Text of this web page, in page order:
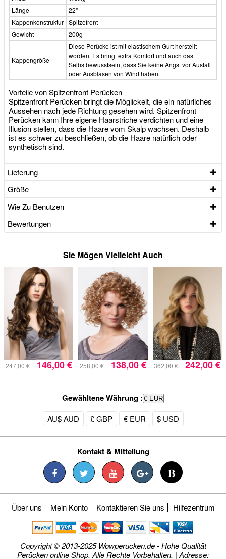
Länge
22"
Kappenkonstruktur Spitzefront
Gewicht
200g
Kappengröße
Diese Perücke ist mit elastischem Gurt herstellt
worden. Es bringt extra Komfort und auch das
Selbstbewusstsein, dass Sie keine Angst vor Ausfall
oder Ausblasen von Wind haben.
Vorteile von Spitzenfront Perücken
Spitzenfront Perücken bringt die Möglickeit, die ein natürliches
Aussehen nach jede Richtung gesehen wird. Spitzenfront
Perücken kann Ihre eigene Haarstriche verdichten und eine
Illusion stellen, dass die Haare vom Skalp wachsen. Deshalb
ist es schwer zu beschließen, ob die Haare natürlich oder
synthetisch sind.
Lieferung
Größe
Wie Zu Benutzen
Bewertungen
Sie Mögen Vielleicht Auch
247,00 € 146,00 € 258,00 € 138,00 € 362,00 € 242,00 €
Gewähltene Währung : € EUR
AU$ AUD £ GBP € EUR $ USD
Kontakt & Mitteilung
Über uns Mein Konto Kontaktieren Sie uns Hilfezentrum
Copyright © 2013-2025 Wowperucken.de - Hohe Qualität
Perücken online Shop. Alle Rechte Vorbehalten. | Adresse: